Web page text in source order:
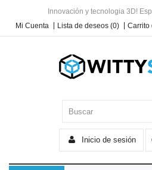
Innovación y tecnologia 3D!
Mi Cuenta
Lista de deseos (0) Carrito
Inicio de sesión